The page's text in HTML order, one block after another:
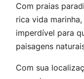
Com praias
rica vida
imperdível para
paisagens
Com sua